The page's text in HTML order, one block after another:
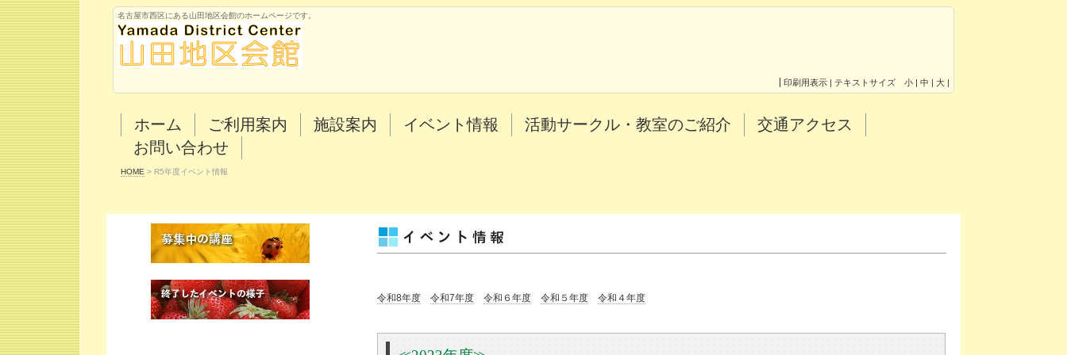
名古屋市西区にある山田地区会館のホームページです。
印刷用表示 | テキストサイズ 小 | 中 | 大 |
ホーム ご利用案内 施設案内 イベント情報 活動サークル・教室のご紹介
交通アクセス
お問い合わせ
HOME > R5年度イベント情報
令和8年度 令和7年度 令和６年度 令和５年度 令和４年度